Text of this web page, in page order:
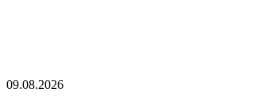
09.08.2026